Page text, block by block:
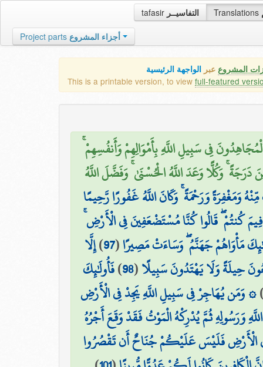
tafasir التفاسيــر Translations
Project parts أجزاء المشروع
المشروع عبر الواجهة الرئيسية
This is a printable version, to view full-featured
فِي سَبِيلِ اللَّهِ بِأَمْوَالِهِمْ وَأَنفُسِهِمْ
دَرَجَةً ۚ وَكُلًّا وَعَدَ اللَّهُ الْحُسْنَىٰ ۚ وَفَضَّلَ اللَّهُ
وَمَغْفِرَةً وَرَحْمَةً ۚ وَكَانَ اللَّهُ غَفُورًا رَّحِيمًا
فِيمَ كُنتُمْ ۖ قَالُوا كُنَّا مُسْتَضْعَفِينَ فِي الْأَرْضِ
مَأْوَاهُمْ جَهَنَّمُ ۖ وَسَاءَتْ مَصِيرًا(
97
)إِلَّا
حِيلَةً وَلَا يَهْتَدُونَ سَبِيلًا(
98
)فَأُولَٰئِكَ
۞ وَمَن يُهَاجِرْ فِي سَبِيلِ اللَّهِ يَجِدْ فِي الْأَرْضِ
وَرَسُولِهِ ثُمَّ يُدْرِكْهُ الْمَوْتُ فَقَدْ وَقَعَ أَجْرُهُ
الْأَرْضِ فَلَيْسَ عَلَيْكُمْ جُنَاحٌ أَن تَقْصُرُوا